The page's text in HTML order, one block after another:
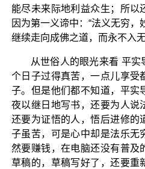
能尽未来际地利益众生；所以
因为第一义谛中：“法义无穷，
继续走向成佛之道，而永不入无
从世俗人的眼光来看 平
个日子过得真苦，一点儿享受
子。但是他们都不知道，平实
夜以继日地写书，还要为人说
还要为证悟的人，悟后进修的
子虽苦，可是心中却是法乐无
然要赚钱，在电脑还没有普及
草稿的，草稿写好了，还要重